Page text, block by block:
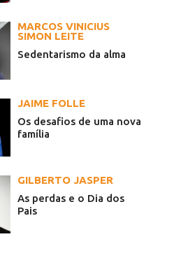
MARCOS VINICIUS
SIMON LEITE
Sedentarismo da alma
JAIME FOLLE
Os desafios de uma nova
família
GILBERTO JASPER
As perdas e o Dia dos
Pais